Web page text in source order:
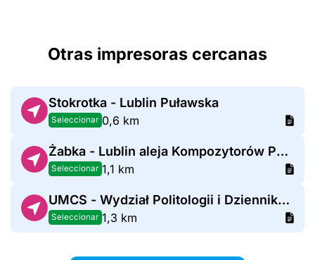
Otras impresoras cercanas
Stokrotka - Lublin Puławska
Seleccionar 0,6 km
Żabka - Lublin aleja Kompozytorów Polskich 5
Seleccionar 1,1 km
UMCS - Wydział Politologii i Dziennikarstwa
Seleccionar 1,3 km